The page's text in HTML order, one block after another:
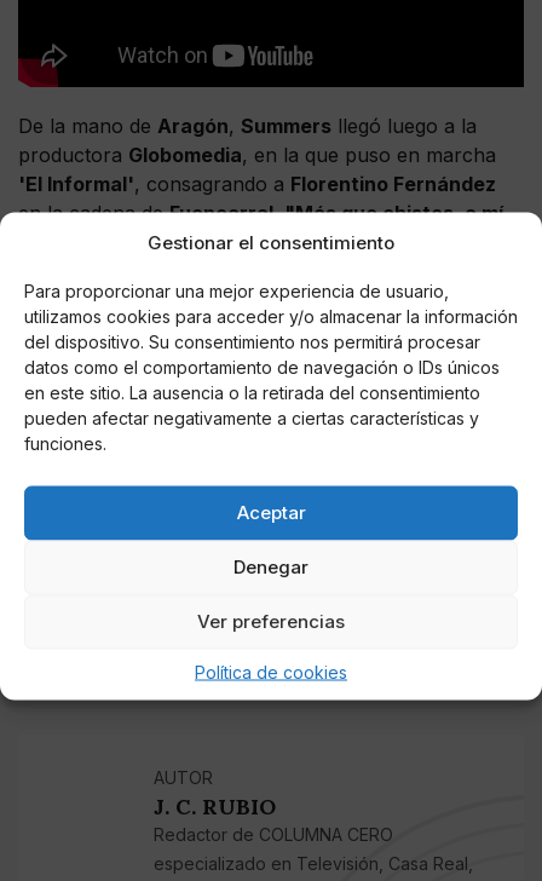
Gestionar el consentimiento
Para proporcionar una mejor experiencia de usuario,
utilizamos cookies para acceder y/o almacenar la información
del dispositivo. Su consentimiento nos permitirá procesar
datos como el comportamiento de navegación o IDs únicos
en este sitio. La ausencia o la retirada del consentimiento
pueden afectar negativamente a ciertas características y
funciones.
Aceptar
Denegar
Ver preferencias
Política de cookies
De la mano de Aragón, Summers llegó luego a la
productora Globomedia, en la que puso en marcha
'El Informal', consagrando a Florentino Fernández
en la cadena deFuencarral."Más que chistes, a mí
me gusta buscar al humorista, a gente con gracia,
entrevista concedida aDiario de Sevilla , donde daba
detalles sobre sus métodos para detectar valores en
potencia.
El último proyecto de
autonómica andaluza, un espacio que rescataba del
baúl de los recuerdos extractos de 'sketches' de
Rocío Madrid, Manuel Morera y Carlos Meni
Anteriormente, había dirigido en la misma cadena el
'talent show' de imitadores
AUTOR
J. C. RUBIO
Redactor de COLUMNA CERO
especializado en Televisión, Casa Real,